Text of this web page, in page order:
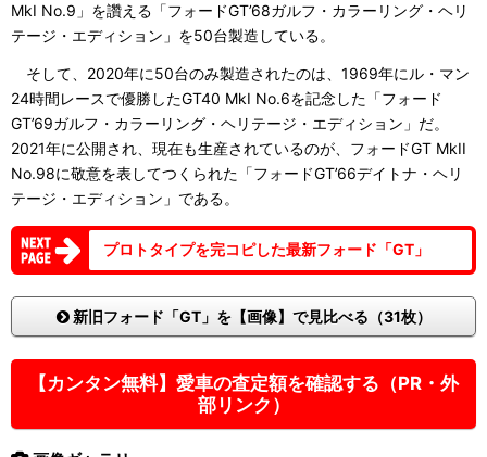
MkI No.9」を讚える「フォードGT’68ガルフ・カラーリング・ヘリ
テージ・エディション」を50台製造している。
そして、2020年に50台のみ製造されたのは、1969年にル・マン
24時間レースで優勝したGT40 MkI No.6を記念した「フォード
GT’69ガルフ・カラーリング・ヘリテージ・エディション」だ。
2021年に公開され、現在も生産されているのが、フォードGT MkII
No.98に敬意を表してつくられた「フォードGT’66デイトナ・ヘリ
テージ・エディション」である。
プロトタイプを完コピした最新フォード「GT」
新旧フォード「GT」を【画像】で見比べる（31枚）
【カンタン無料】愛車の査定額を確認する（PR・外
部リンク）